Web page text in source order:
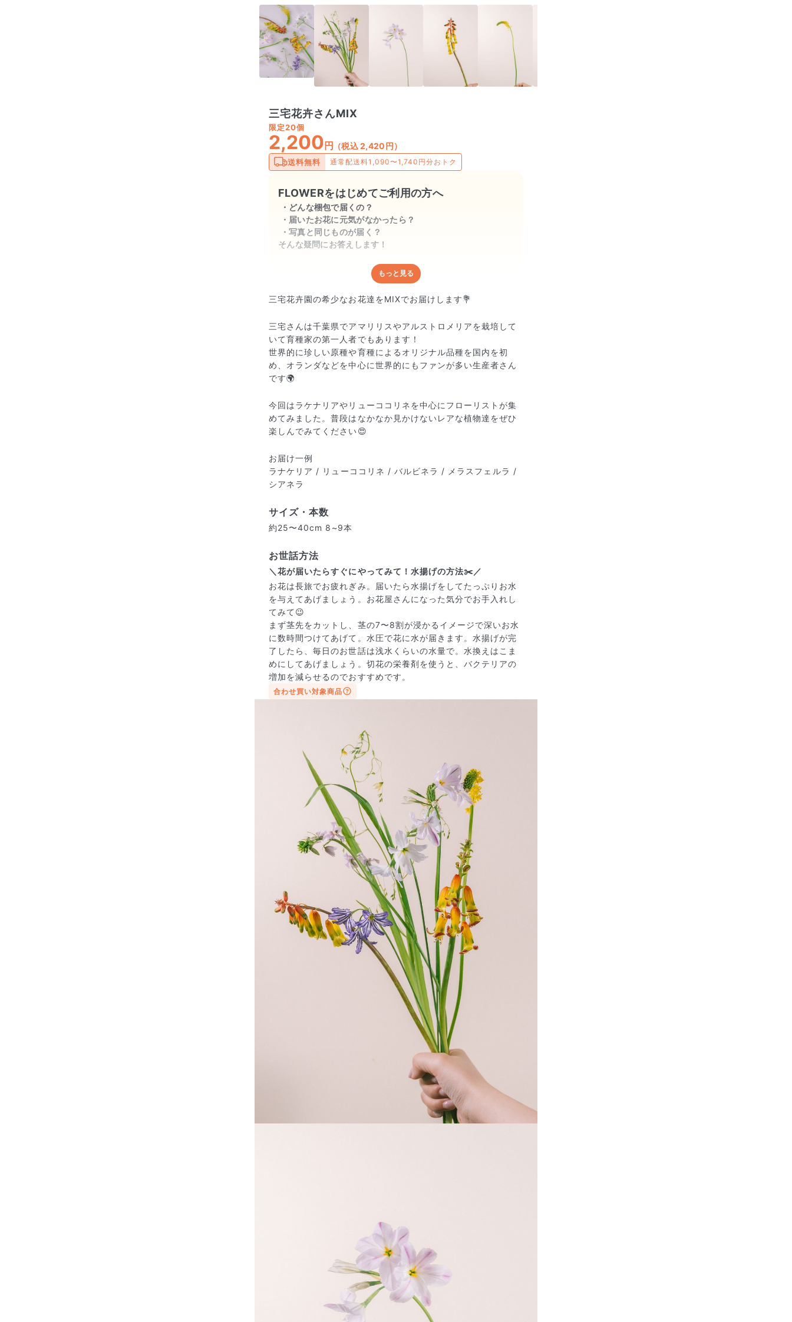
三宅花卉さんMIX
限定20個
2,200円 （税込 2,420円）
送料無料 通常配送料1,090〜1,740円分おトク
FLOWERをはじめてご利用の方へ
どんな梱包で届くの？
届いたお花に元気がなかったら？
写真と同じものが届く？
そんな疑問にお答えします！
どんな梱包で届くの？
出荷前に水揚げ（花が水を吸いやすくなる処理）を施し、専用
ボックスに丁寧に梱包してお届けしています。きゅっとまとめ
擦れを軽減する効果があります。
届いたお花に元気がなかったら？
もし届いたお花に「枯れている」「折れている」などの不備が
あった場合は、些細なことでもお気軽にサポートまでご連絡く
ださい。ご返金にて補償いたします。
写真と同じものが届く？
商品ページに掲載している写真は、実際にお届けする商品を撮
影したものです。お花は生き物なので、どうしても色味やサイ
ズ・咲き方に個体差はありますが、できるだけ写真のイメージ
に近いものをお届けできるように人の目でチェックをしていま
す。
Q. 毎月自動でお花が届くサービスですか？
いいえ、毎月自動でお届けするサービスではありません。好きな時
Q. 注文後にキャンセルできますか？
ご注文後一定時間内であればキャンセル可能です。
もっと見る
三宅花卉園の希少なお花達をMIXでお届けします💐
三宅さんは千葉県でアマリリスやアルストロメリアを栽培して
いて育種家の第一人者でもあります！
世界的に珍しい原種や育種によるオリジナル品種を国内を初
め、オランダなどを中心に世界的にもファンが多い生産者さん
です🌍
今回はラケナリアやリューココリネを中心にフローリストが集
めてみました。普段はなかなか見かけないレアな植物達をぜひ
楽しんでみてください😍
お届け一例
ラナケリア / リューココリネ / バルビネラ / メラスフェルラ /
シアネラ
サイズ・本数
約25〜40cm 8~9本
お世話方法
＼花が届いたらすぐにやってみて！水揚げの方法✂️／
お花は長旅でお疲れぎみ。届いたら水揚げをしてたっぷりお水
を与えてあげましょう。お花屋さんになった気分でお手入れし
てみて😉
まず茎先をカットし、茎の7〜8割が浸かるイメージで深いお水
に数時間つけてあげて。水圧で花に水が届きます。水揚げが完
了したら、毎日のお世話は浅水くらいの水量で。水換えはこま
めにしてあげましょう。切花の栄養剤を使うと、バクテリアの
増加を減らせるのでおすすめです。
合わせ買い対象商品